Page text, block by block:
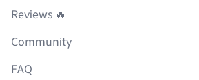
Reviews 🔥
Community
FAQ